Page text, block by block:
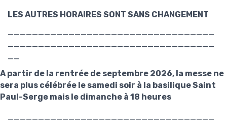
LES AUTRES HORAIRES SONT SANS CHANGEMENT
__________________________________
__________________________________
__
A partir de la rentrée de septembre 2026, la messe ne
sera plus célébrée le samedi soir à la basilique Saint
Paul-Serge mais le dimanche à 18 heures
__________________________________